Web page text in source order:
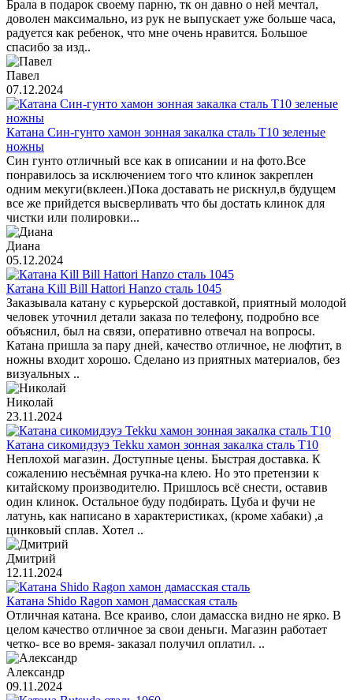
Брала в подарок своему парню, тк он давно о ней мечтал,
доволен максимально, из рук не выпускает уже больше часа,
радуется как ребенок, что мне очень нравится. Большое
спасибо за изд..
Павел
07.12.2024
Катана Син-гунто хамон зонная закалка сталь T10 зеленые
ножны
Син гунто отличный все как в описании и на фото.Все
понравилось за исключением того что клинок закреплен
одним мекуги(вклеен.)Пока доставать не рискнул,в будущем
все же прийдется высверливать что бы достать клинок для
чистки или полировки...
Диана
05.12.2024
Катана Kill Bill Hattori Hanzo сталь 1045
Заказывала катану с курьерской доставкой, приятный молодой
человек уточнил детали заказа по телефону, подробно все
объяснил, был на связи, оперативно отвечал на вопросы.
Катана пришла за пару дней, качество отличное, не люфтит, в
ножны входит хорошо. Сделано из приятных материалов, без
визуальных ..
Николай
23.11.2024
Катана сикомидзуэ Tekku хамон зонная закалка сталь T10
Неплохой магазин. Доступные цены. Быстрая доставка. К
сожалению несъёмная ручка-на клею. Но это претензии к
китайскому производителю. Пришлось всё снести, оставив
один клинок. Остальное буду подбирать. Цуба и фучи не
латунь, как написано в характеристиках, (кроме хабаки) ,а
цинковый сплав. Хотел ..
Дмитрий
12.11.2024
Катана Shido Ragon хамон дамасская сталь
Отличная катана. Все краиво, слои дамасска видно не ярко. В
целом качество отличное за свои деньги. Магазин работает
четко- все во время- заказал получил оплатил. ..
Александр
09.11.2024